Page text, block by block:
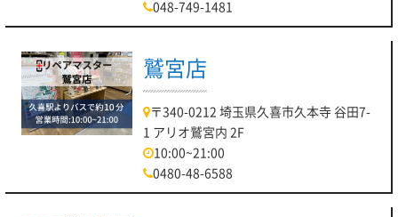
048-749-1481
鷲宮店
〒340-0212 埼玉県久喜市久本寺 谷田7-
1 アリオ鷲宮内 2F
10:00~21:00
0480-48-6588